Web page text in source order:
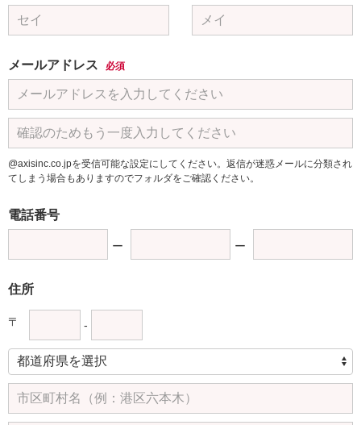
メールアドレス 必須
@axisinc.co.jpを受信可能な設定にしてください。返信が迷惑メールに分類され
てしまう場合もありますのでフォルダをご確認ください。
電話番号
住所
〒 -